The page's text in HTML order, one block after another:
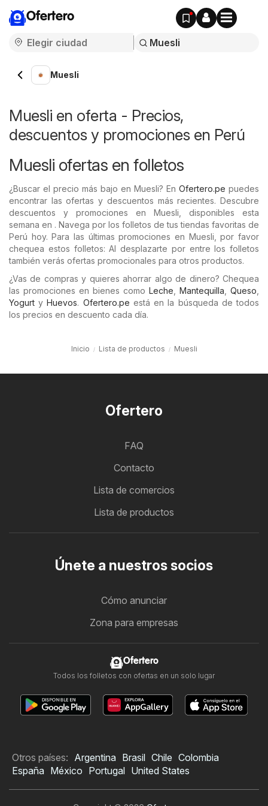
Ofertero
Muesli
Muesli en oferta - Precios,
descuentos y promociones en Perú
Muesli ofertas en folletos
¿Buscar el precio más bajo en Muesli? En Ofertero.pe puedes
encontrar las ofertas y descuentos más recientes. Descubre
descuentos y promociones en Muesli, disponibles esta
semana en . Navega por los folletos de tus tiendas favoritas de
Perú hoy. Para las últimas promociones en Muesli, por favor
chequea estos folletos: Al desplazarte por entre los folletos
también verás ofertas promocionales para otros productos.
¿Vas de compras y quieres ahorrar algo de dinero? Chequea
las promociones en bienes como Leche Mantequilla Queso
Yogurt yHuevos. Ofertero.pe está en la búsqueda de todos
los precios en descuento cada día.
Inicio Lista de productos Muesli
Ofertero
FAQ
Contacto
Lista de comercios
Lista de productos
Únete a nuestros socios
Cómo anunciar
Zona para empresas
Ofertero
Todos los folletos con ofertas en un solo lugar
Otros países: Argentina Brasil Chile Colombia
España México Portugal United States